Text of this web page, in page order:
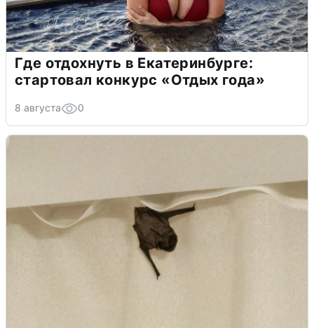
Где отдохнуть в Екатеринбурге:
стартовал конкурс «Отдых года»
8 августа 0